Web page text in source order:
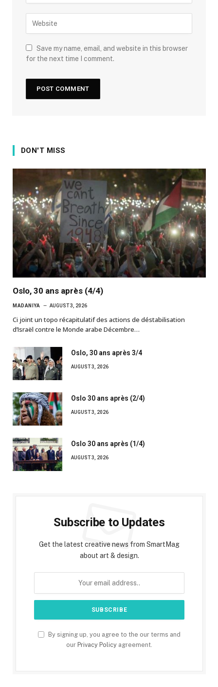
Save my name, email, and website in this browser
for the next time I comment.
DON'T MISS
Oslo, 30 ans après (4/4)
MADANIYA AUGUST 3, 2026
Ci joint un topo récapitulatif des actions de déstabilisation
d’Israël contre le Monde arabe Décembre…
Oslo, 30 ans après 3/4
AUGUST 3, 2026
Oslo 30 ans après (2/4)
AUGUST 3, 2026
Oslo 30 ans après (1/4)
AUGUST 3, 2026
Subscribe to Updates
Get the latest creative news from SmartMag
about art & design.
By signing up, you agree to the our terms and
our Privacy Policy agreement.